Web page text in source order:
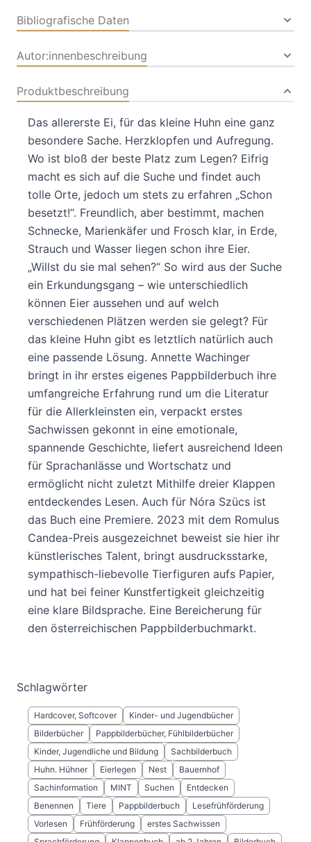
Bibliografische Daten
Autor:innenbeschreibung
Produktbeschreibung
Das allererste Ei, für das kleine Huhn eine ganz
besondere Sache. Herzklopfen und Aufregung.
Wo ist bloß der beste Platz zum Legen? Eifrig
macht es sich auf die Suche und findet auch
tolle Orte, jedoch um stets zu erfahren „Schon
besetzt!“. Freundlich, aber bestimmt, machen
Schnecke, Marienkäfer und Frosch klar, in Erde,
Strauch und Wasser liegen schon ihre Eier.
„Willst du sie mal sehen?“ So wird aus der Suche
ein Erkundungsgang – wie unterschiedlich
können Eier aussehen und auf welch
verschiedenen Plätzen werden sie gelegt? Für
das kleine Huhn gibt es letztlich natürlich auch
eine passende Lösung. Annette Wachinger
bringt in ihr erstes eigenes Pappbilderbuch ihre
umfangreiche Erfahrung rund um die Literatur
für die Allerkleinsten ein, verpackt erstes
Sachwissen gekonnt in eine emotionale,
spannende Geschichte, liefert ausreichend Ideen
für Sprachanlässe und Wortschatz und
ermöglicht nicht zuletzt Mithilfe dreier Klappen
entdeckendes Lesen. Auch für Nóra Szücs ist
das Buch eine Premiere. 2023 mit dem Romulus
Candea-Preis ausgezeichnet beweist sie hier ihr
künstlerisches Talent, bringt ausdrucksstarke,
sympathisch-liebevolle Tierfiguren aufs Papier,
und hat bei feiner Kunstfertigkeit gleichzeitig
eine klare Bildsprache. Eine Bereicherung für
den österreichischen Pappbilderbuchmarkt.
Schlagwörter
Hardcover, Softcover
Kinder- und Jugendbücher
Bilderbücher
Pappbilderbücher, Fühlbilderbücher
Kinder, Jugendliche und Bildung
Sachbilderbuch
Huhn. Hühner
Eierlegen Nest
Bauernhof
Sachinformation
MINT Suchen
Entdecken
Benennen
Tiere Pappbilderbuch
Lesefrühförderung
Vorlesen
Frühförderung
erstes Sachwissen